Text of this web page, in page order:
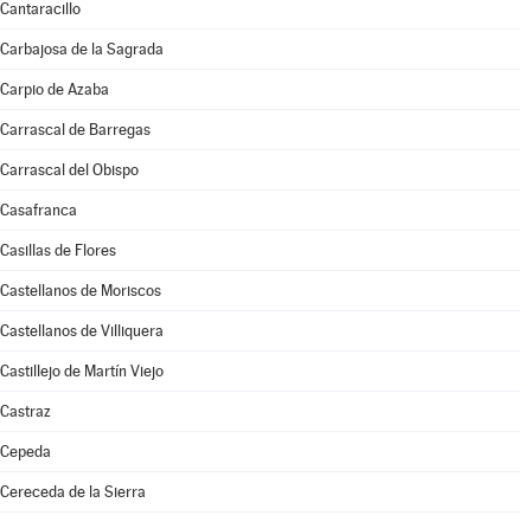
Cantaracillo
Carbajosa de la Sagrada
Carpio de Azaba
Carrascal de Barregas
Carrascal del Obispo
Casafranca
Casillas de Flores
Castellanos de Moriscos
Castellanos de Villiquera
Castillejo de Martín Viejo
Castraz
Cepeda
Cereceda de la Sierra